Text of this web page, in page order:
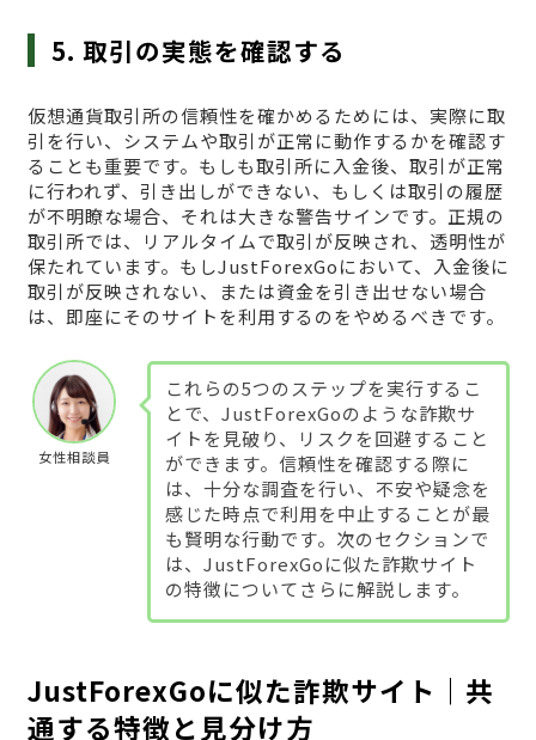
5. 取引の実態を確認する
仮想通貨取引所の信頼性を確かめるためには、実際に取
引を行い、システムや取引が正常に動作するかを確認す
ることも重要です。もしも取引所に入金後、取引が正常
に行われず、引き出しができない、もしくは取引の履歴
が不明瞭な場合、それは大きな警告サインです。正規の
取引所では、リアルタイムで取引が反映され、透明性が
保たれています。もしJustForexGoにおいて、入金後に
取引が反映されない、または資金を引き出せない場合
は、即座にそのサイトを利用するのをやめるべきです。
女性相談員
これらの5つのステップを実行するこ
とで、JustForexGoのような詐欺サ
イトを見破り、リスクを回避すること
ができます。信頼性を確認する際に
は、十分な調査を行い、不安や疑念を
感じた時点で利用を中止することが最
も賢明な行動です。次のセクションで
は、JustForexGoに似た詐欺サイト
の特徴についてさらに解説します。
JustForexGoに似た詐欺サイト｜共
通する特徴と見分け方